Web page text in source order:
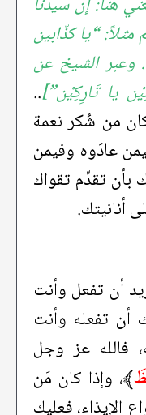
“يا كذّابين
وعبر الشيخ عن
يا تَارِكِيْن”]..
من شُكر نعمة
عادَوه وفيمن
بأن تقدِّم تقواك
أنانيتك.
أن تفعل وأنت
أن تفعله وأنت
فالله عز وجل
﴾، وإذا كان مَن
الإيذاء، فعليك